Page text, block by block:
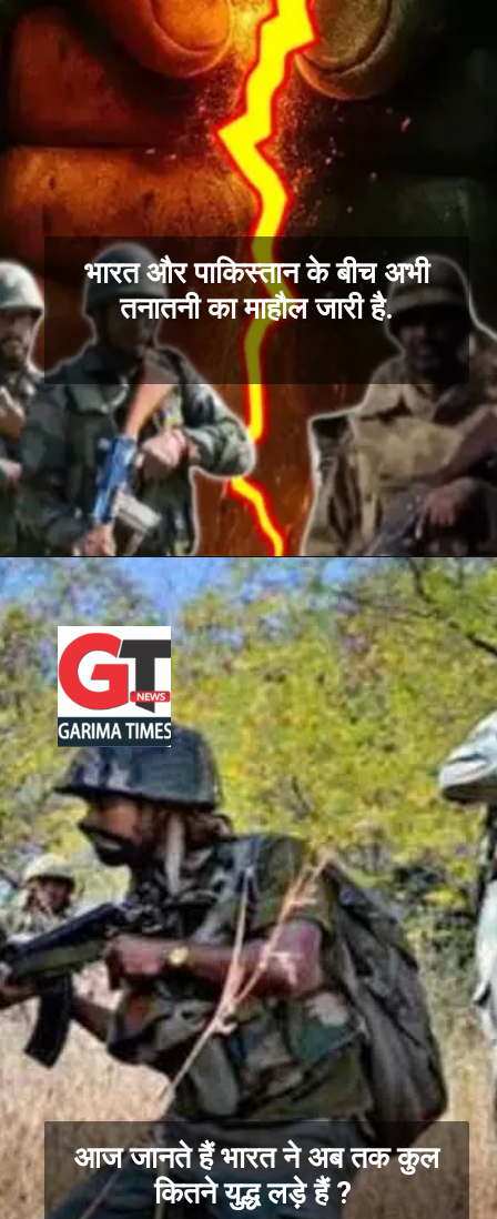
भारत और पाकिस्तान के बीच अभी
तनातनी का माहौल जारी है.
आज जानते हैं भारत ने अब तक कुल
कितने युद्ध लड़े हैं ?